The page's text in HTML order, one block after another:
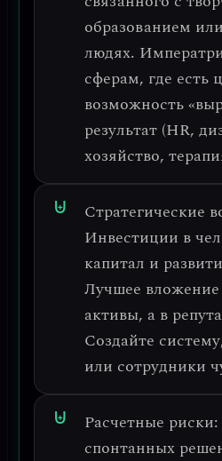
образованием
людях.
сферам, где есть
возможность
результат (HR,
хозяйство,
Стратегические
Инвестиции в
капитал и
Лучшее
активы, а в
Создайте
или сотрудники
Расчетные риски:
спонтанных